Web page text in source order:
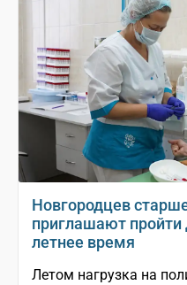
Новгородцев
приглашают
летнее время
Летом нагрузка на